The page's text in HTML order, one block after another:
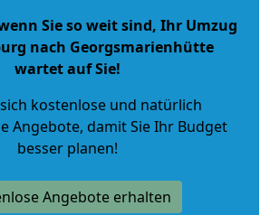
Sie so weit sind, Ihr Umzug
nach Georgsmarienhütte
wartet auf Sie!
kostenlose und natürlich
Angebote, damit Sie Ihr Budget
besser planen!
Angebote erhalten